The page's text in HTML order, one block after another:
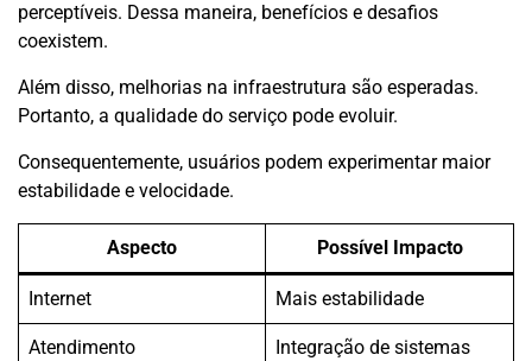
perceptíveis. Dessa maneira, benefícios e desafios
coexistem.
Além disso, melhorias na infraestrutura são esperadas.
Portanto, a qualidade do serviço pode evoluir.
Consequentemente, usuários podem experimentar maior
estabilidade e velocidade.
Aspecto Possível Impacto
Internet Mais estabilidade
Atendimento Integração de sistemas